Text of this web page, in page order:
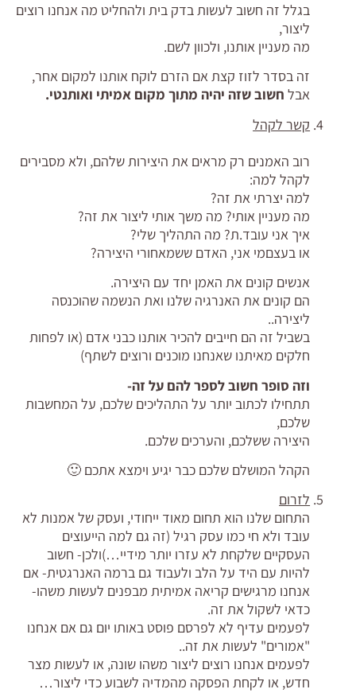
בגלל זה חשוב לעשות בדק בית ולהחליט מה אנחנו רוצים
ליצור,
מה מעניין אותנו, ולכוון לשם.
זה בסדר לזוז קצת אם הזרם לוקח אותנו למקום אחר,
אבל חשוב שזה יהיה מתוך מקום אמיתי ואותנטי.
קשר לקהל
רוב האמנים רק מראים את היצירות שלהם, ולא מסבירים
לקהל למה:
למה יצרתי את זה?
מה מעניין אותי? מה משך אותי ליצור את זה?
איך אני עובד.ת? מה התהליך שלי?
או בעצםמי אני, האדם ששמאחורי היצירה?
אנשים קונים את האמן יחד עם היצירה.
הם קונים את האנרגיה שלנו ואת הנשמה שהוכנסה
ליצירה..
בשביל זה הם חייבים להכיר אותנו כבני אדם (או לפחות
חלקים מאיתנו שאנחנו מוכנים ורוצים לשתף)
וזה סופר חשוב לספר להם על זה-
תתחילו לכתוב יותר על התהליכים שלכם, על המחשבות
שלכם,
היצירה ששלכם, והערכים שלכם.
הקהל המושלם שלכם כבר יגיע וימצא אתכם 🙂
לזרום
התחום שלנו הוא תחום מאוד ייחודי, ועסק של אמנות לא
עובד ולא חי כמו עסק רגיל (זה גם למה הייעוצים
העסקיים שלקחת לא עזרו יותר מידיי…)ולכן- חשוב
להיות עם היד על הלב ולעבוד גם ברמה האנרגטית- אם
אנחנו מרגישים קריאה אמיתית מבפנים לעשות משהו-
כדאי לשקול את זה.
לפעמים עדיף לא לפרסם פוסט באותו יום גם אם אנחנו
"אמורים" לעשות את זה..
לפעמים אנחנו רוצים ליצור משהו שונה, או לעשות מצר
חדש, או לקחת הפסקה מהמדיה לשבוע כדי ליצור…